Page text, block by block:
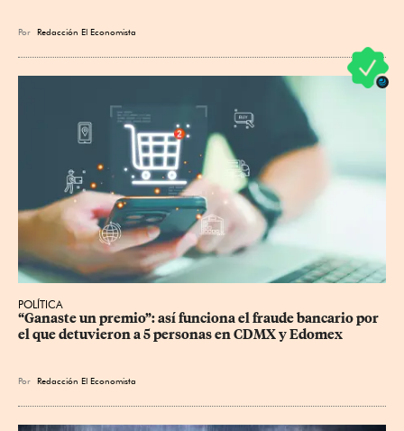
Por Redacción El Economista
POLÍTICA
“Ganaste un premio”: así funciona el fraude bancario por
el que detuvieron a 5 personas en CDMX y Edomex
Por Redacción El Economista